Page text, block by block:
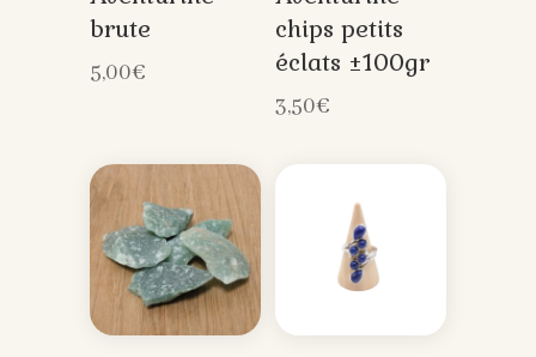
brute
5,00€
chips petits
éclats ±100gr
3,50€